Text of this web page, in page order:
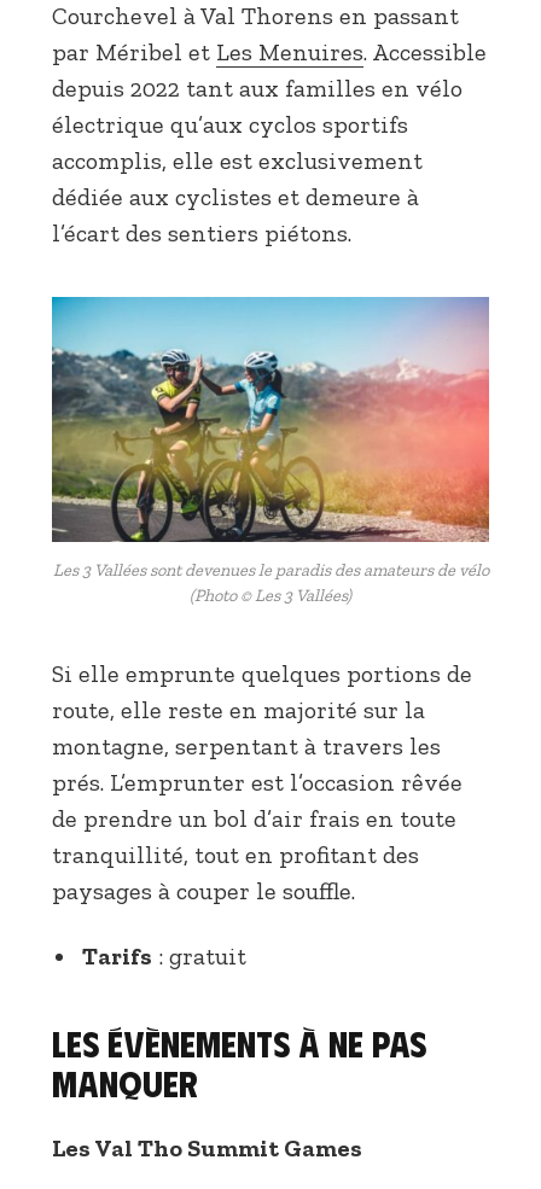
Courchevel à Val Thorens en passant
par Méribel et Les Menuires. Accessible
depuis 2022 tant aux familles en vélo
électrique qu’aux cyclos sportifs
accomplis, elle est exclusivement
dédiée aux cyclistes et demeure à
l’écart des sentiers piétons.
Les 3 Vallées sont devenues le paradis des amateurs de vélo
(Photo © Les 3 Vallées)
Si elle emprunte quelques portions de
route, elle reste en majorité sur la
montagne, serpentant à travers les
prés. L’emprunter est l’occasion rêvée
de prendre un bol d’air frais en toute
tranquillité, tout en profitant des
paysages à couper le souffle.
Tarifs : gratuit
Les évènements à ne pas
manquer
Les Val Tho Summit Games